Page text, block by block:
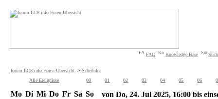
FAQ Knowledge Base
forum.LC8.info Foren-Übersicht -> Scheduler
Alle Ereignisse
00 01 02 03 04 05 06
Mo Di Mi Do Fr Sa So von Do, 24. Jul 2025, 16:00 bis